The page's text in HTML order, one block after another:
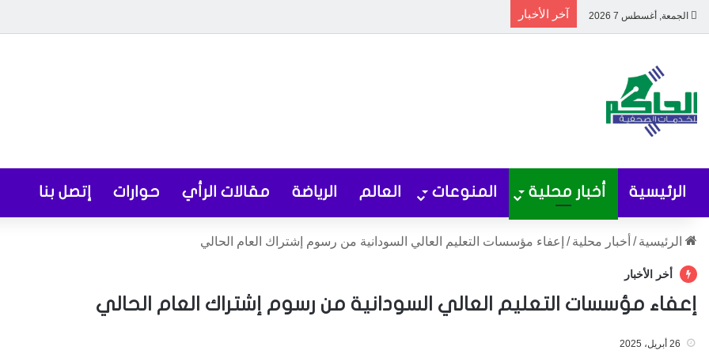
الجمعة, أغسطس 7 2026 آخر الأخبار
الرئيسية أخبار محلية المنوعات العالم الرياضة مقالات الرأي حوارات إتصل بنا
الرئيسية / أخبار محلية / إعفاء مؤسسات التعليم العالي السودانية من رسوم إشتراك العام الحالي
أخر الأخبار
إعفاء مؤسسات التعليم العالي السودانية من رسوم إشتراك العام الحالي
26 أبريل، 2025